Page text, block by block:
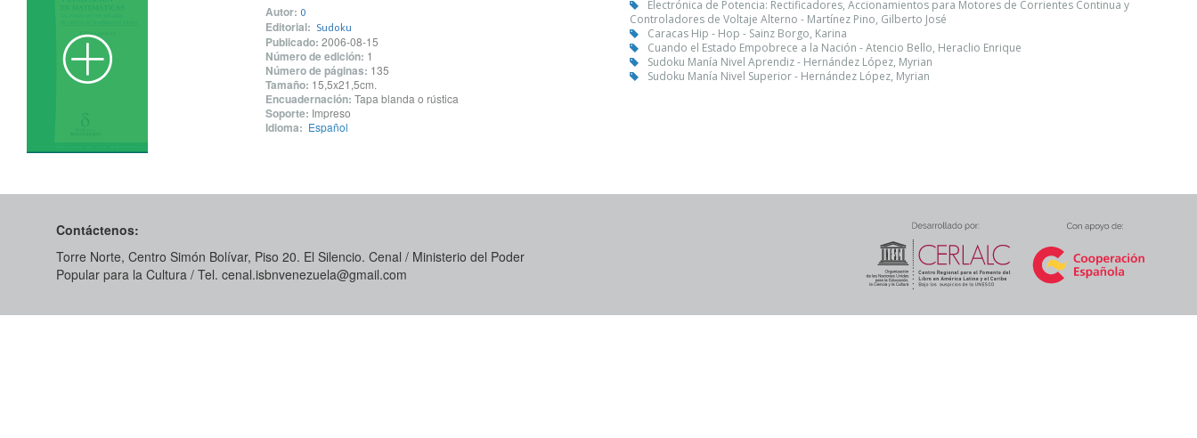
Autor: 0
Editorial: Sudoku
Publicado: 2006-08-15
Número de edición: 1
Número de páginas: 135
Tamaño: 15,5x21,5cm.
Encuadernación: Tapa blanda o rústica
Soporte: Impreso
Idioma: Español
Electrónica de Potencia: Rectificadores, Accionamientos para Motores de Corrientes Continua y
Controladores de Voltaje Alterno - Martínez Pino, Gilberto José
Caracas Hip - Hop - Sainz Borgo, Karina
Cuando el Estado Empobrece a la Nación - Atencio Bello, Heraclio Enrique
Sudoku Manía Nivel Aprendiz - Hernández López, Myrian
Sudoku Manía Nivel Superior - Hernández López, Myrian
Contáctenos:
Torre Norte, Centro Simón Bolívar, Piso 20. El Silencio. Cenal / Ministerio del Poder
Popular para la Cultura / Tel. cenal.isbnvenezuela@gmail.com